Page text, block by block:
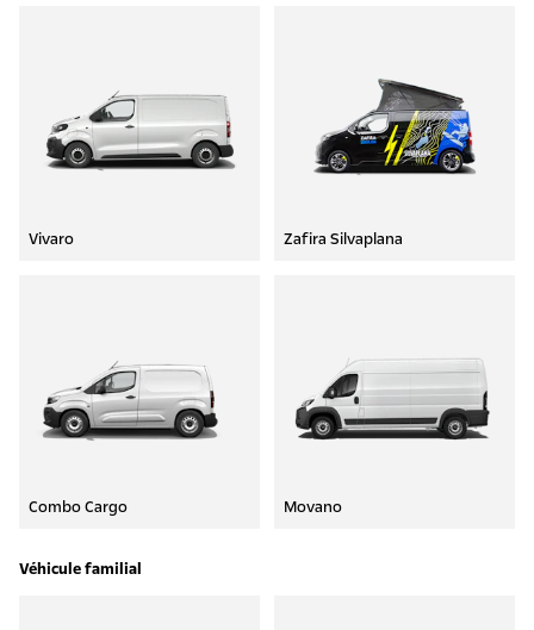
Vivaro Zafira Silvaplana
Combo Cargo Movano
Véhicule familial